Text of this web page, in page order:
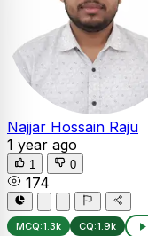
Najjar Hossain Raju
1 year ago
1 0
174
MCQ:1.3k CQ:1.9k